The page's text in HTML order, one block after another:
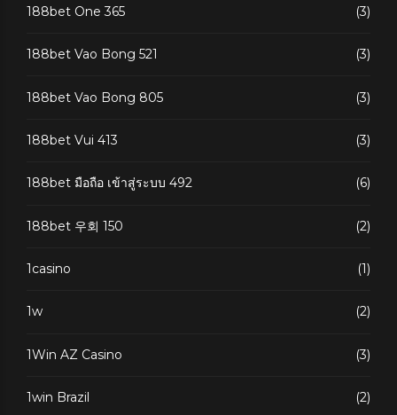
188bet One 365 (3)
188bet Vao Bong 521 (3)
188bet Vao Bong 805 (3)
188bet Vui 413 (3)
188bet มือถือ เข้าสู่ระบบ 492 (6)
188bet 우회 150 (2)
1casino (1)
1w (2)
1Win AZ Casino (3)
1win Brazil (2)